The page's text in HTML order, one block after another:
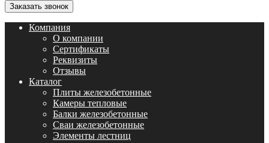
Заказать звонок
Компания
О компании
Сертификаты
Реквизиты
Отзывы
Каталог
Плиты железобетонные
Камеры тепловые
Балки железобетонные
Сваи железобетонные
Элементы лестниц